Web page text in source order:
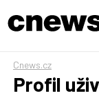
Cnews.cz
Profil